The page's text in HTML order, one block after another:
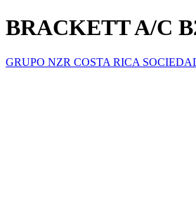
BRACKETT A/C
GRUPO NZR COSTA RICA